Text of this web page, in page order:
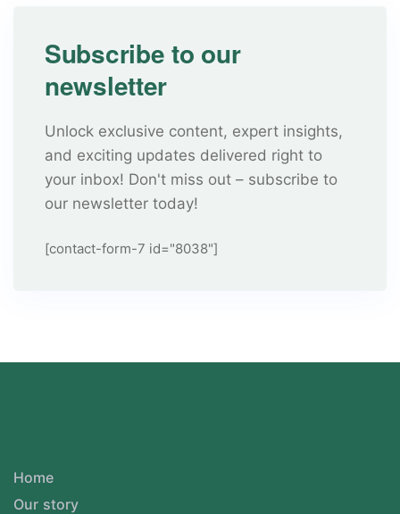
Subscribe to our
newsletter
Unlock exclusive content, expert insights,
and exciting updates delivered right to
your inbox! Don't miss out – subscribe to
our newsletter today!
[contact-form-7 id="8038"]
Home
Our story